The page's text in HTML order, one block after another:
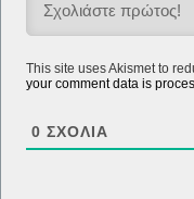
This site uses Akismet to
your comment data is
0 ΣΧΌΛΙΑ